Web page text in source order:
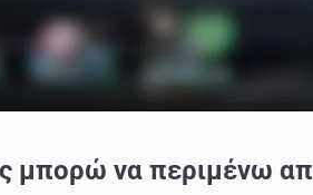
μπορώ να περιμένω